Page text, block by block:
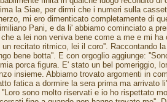
la Siae, per dirmi che i numeri sulla
mi ero dimenticato completamente di
Pani, e da li' abbiamo cominciato a
a lei non veniva bene come a me e mi ha
recitato ritmico, lei il coro''. Raccontando
bene botta''. E con orgoglio aggiunge:
porca figura. E' stato un bel pomeriggio,
insieme. Abbiamo trovato argomenti in
fatica a dormire la sera prima ma arrivato
sono molto riservati e io ho rispettato